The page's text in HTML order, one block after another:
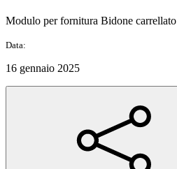
Modulo per fornitura Bidone carrellato
Data:
16 gennaio 2025